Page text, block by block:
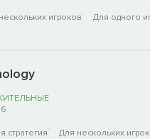
игроков
Для одного
стратегия
Для нескольких